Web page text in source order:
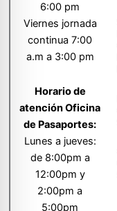
6:00 pm
Viernes jornada
continua 7:00
a.m a 3:00 pm
Horario de
atención Oficina
de Pasaportes:
Lunes a jueves:
de 8:00pm a
12:00pm y
2:00pm a
5:00pm